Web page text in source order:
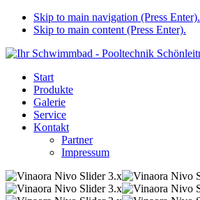
Skip to main navigation (Press Enter).
Skip to main content (Press Enter).
Start
Produkte
Galerie
Service
Kontakt
Partner
Impressum